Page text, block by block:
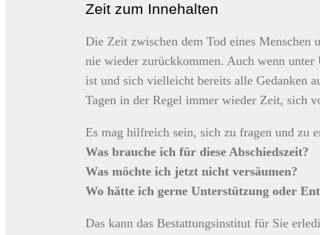
Zeit zum Innehalten
Die Zeit zwischen dem Tod eines Menschen
nie wieder zurückkommen. Auch wenn unter
ist und sich vielleicht bereits alle Gedanken
Tagen in der Regel immer wieder Zeit, sich
Es mag hilfreich sein, sich zu fragen und zu
Was brauche ich für diese Abschiedszeit?
Was möchte ich jetzt nicht versäumen?
Wo hätte ich gerne Unterstützung oder
Das kann das Bestattungsinstitut für Sie